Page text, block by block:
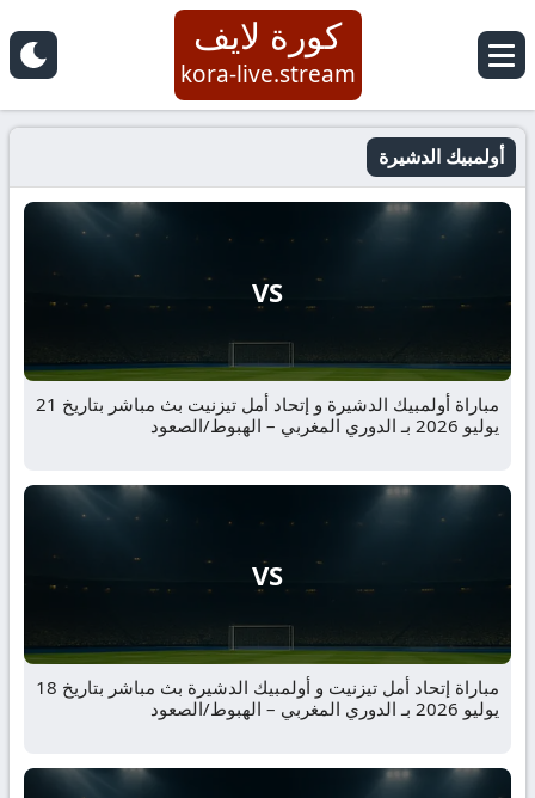
كورة لايف
kora-live.stream
أولمبيك الدشيرة
VS
مباراة أولمبيك الدشيرة و إتحاد أمل تيزنيت بث مباشر بتاريخ 21
يوليو 2026 بـ الدوري المغربي – الهبوط/الصعود
VS
مباراة إتحاد أمل تيزنيت و أولمبيك الدشيرة بث مباشر بتاريخ 18
يوليو 2026 بـ الدوري المغربي – الهبوط/الصعود